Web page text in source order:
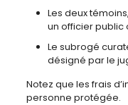
Les deux
un officier public
Le subrogé
désigné par le
Notez que les frais
personne protégée.